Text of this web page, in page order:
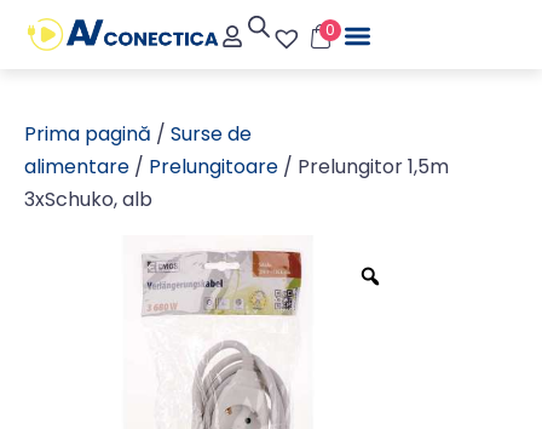
0
Prima pagină / Surse de
alimentare / Prelungitoare / Prelungitor 1,5m
3xSchuko, alb